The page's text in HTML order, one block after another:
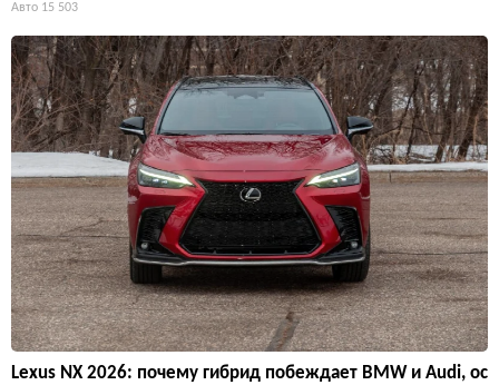
Авто 15 503
Lexus NX 2026: почему гибрид побеждает BMW и Audi, ос